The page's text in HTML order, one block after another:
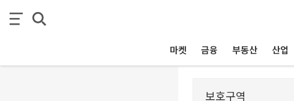
마켓 금융 부동산 산업